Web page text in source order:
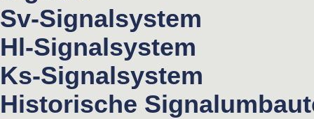
Sv-Signalsystem
Hl-Signalsystem
Ks-Signalsystem
Historische